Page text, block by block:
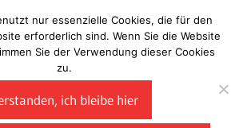
Laberladen
nur essenzielle Cookies, die für den
erforderlich sind. Wenn Sie die Website
Sie der Verwendung dieser Cookies
zu.
ich bleibe hier